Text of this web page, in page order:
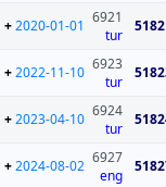
6921
tur
2020-01-01
+
6923
tur
2022-11-10
+
6924
tur
2023-04-10
+
6927
eng
2024-08-02
+